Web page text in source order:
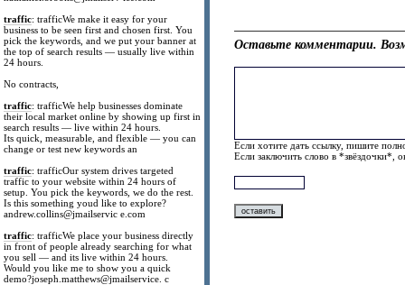
traffic: trafficWe make it easy for your
business to be seen first and chosen first. You
pick the keywords, and we put your banner at
the top of search results — usually live within
24 hours.
No contracts,
traffic: trafficWe help businesses dominate
their local market online by showing up first in
search results — live within 24 hours.
Its quick, measurable, and flexible — you can
change or test new keywords an
traffic: trafficOur system drives targeted
traffic to your website within 24 hours of
setup. You pick the keywords, we do the rest.
Is this something youd like to explore?
andrew.collins@jmailservic e.com
traffic: trafficWe place your business directly
in front of people already searching for what
you sell — and its live within 24 hours.
Would you like me to show you a quick
demo?joseph.matthews@jmailservice. c
Оставьте комментарии.
Если хотите дать ссылку, пишите
Если заключить слово в *звёздочки*,